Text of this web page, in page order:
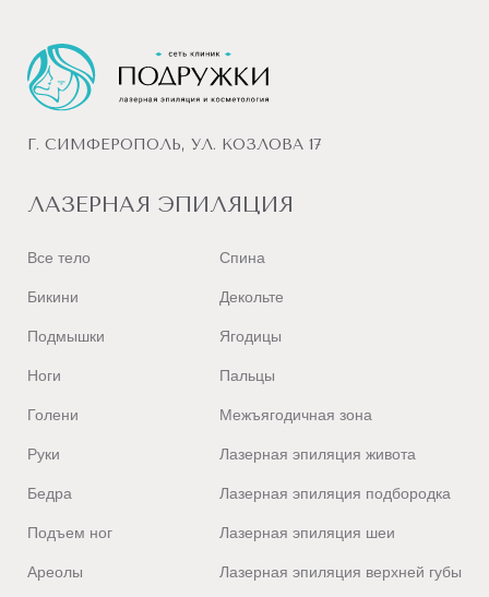
Г. СИМФЕРОПОЛЬ, УЛ. КОЗЛОВА 17
ЛАЗЕРНАЯ ЭПИЛЯЦИЯ
Все тело
Бикини
Подмышки
Ноги
Голени
Руки
Бедра
Подъем ног
Ареолы
Спина
Декольте
Ягодицы
Пальцы
Межъягодичная зона
Лазерная эпиляция живота
Лазерная эпиляция подбородка
Лазерная эпиляция шеи
Лазерная эпиляция верхней губы